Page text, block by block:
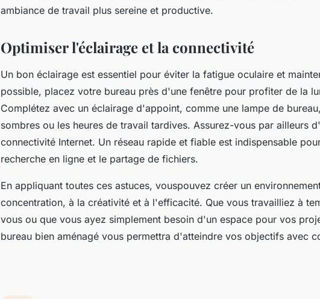
ambiance de travail plus sereine et productive.
Optimiser l'éclairage et la connectivité
Un bon éclairage est essentiel pour éviter la fatigue oculaire et
possible, placez votre bureau près d'une fenêtre pour profiter de la
Complétez avec un éclairage d'appoint, comme une lampe de
sombres ou les heures de travail tardives. Assurez-vous par ailleurs
connectivité Internet. Un réseau rapide et fiable est indispensable
recherche en ligne et le partage de fichiers.
En appliquant toutes ces astuces, vouspouvez créer un
concentration, à la créativité et à l'efficacité. Que vous travailliez à
vous ou que vous ayez simplement besoin d'un espace pour vos
bureau bien aménagé vous permettra d'atteindre vos objectifs avec